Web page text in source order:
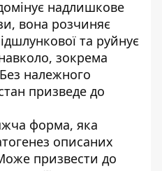
надлишкове
вона розчиняє
та руйнує
зокрема
належного
призведе до
форма, яка
описаних
призвести до